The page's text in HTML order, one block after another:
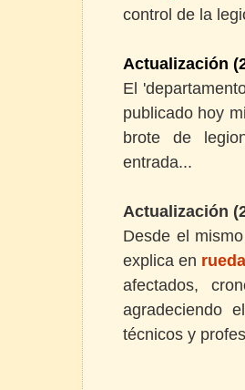
control de la
Actualización
El
publicado hoy
brote de
entrada...
Actualización
Desde el
explica en
afectados,
agradeciendo
técnicos y